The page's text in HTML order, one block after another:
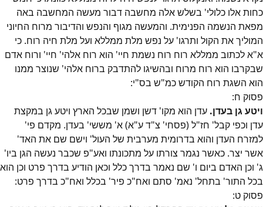
כחות אלו כלולי' בשלש אלה מחשבה דבור מעשה המחשבה באה
מפאת הנשמה הפנימית. והמעשה מגוף והנפש והדיבור מרוח החיוני
המוליך את הקול ותרגו' על נפש מלת ממללא ועל מלת חיה רוח. כי
א"א לכתוב ממללא רוח רוח נשמת חיי' הוא רוח אלהי' חיי' ורוח אדם
שבקרבו הוא רוח מרוח ובהשיגו להתדבק ברוח אלהי' שנוצר ממנו
הוא השגת רוח הקודש כמ"ש בס"י:
פסוק ח:
ויטע גן בעדן. עדן הוא מקו' דשן ושמן שבכל הארץ ויטע גן במקצת
עדן וכפי קבל' חז"ל (פסחי' צ"ד ע"א) א' מששי' בעדן. מקדם פי'
למזרח העדן והוא בדרומית מערבית של העול' וישם שם את האד'
אשר יצר. כאשר נגמר צורתו על מתכונתו ואע"פ שכבר נעשה הגן ביו'
ג' וכן האדם ביום ו' שם נאמר בדרך כלל וכאן הודיע בדרך פרט וכן הוא
בכל התור' בתחל' נאמ' סתם ואח"כ פיר' בכלל ואח"כ בדרך פרט:
פסוק ט: